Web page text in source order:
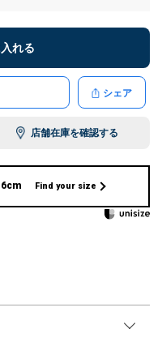
れる
シェア
店舗在庫を確認する
Find your size